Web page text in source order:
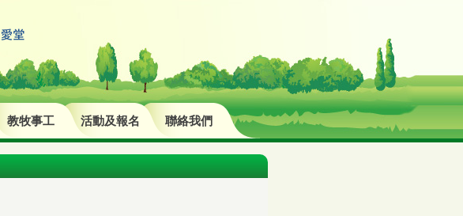
教牧事工 活動及報名 聯絡我們